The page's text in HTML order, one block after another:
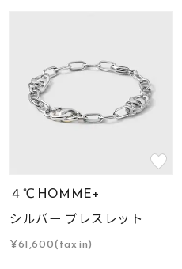
４℃ HOMME+
シルバー ブレスレット
¥61,600(tax in)